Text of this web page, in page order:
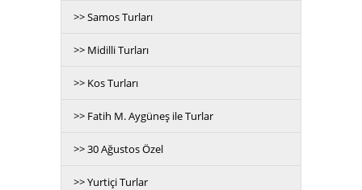
>> Samos Turları
>> Midilli Turları
>> Kos Turları
>> Fatih M. Aygüneş ile Turlar
>> 30 Ağustos Özel
>> Yurtiçi Turlar